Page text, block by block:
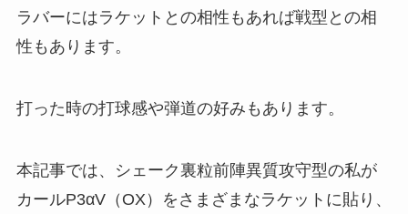
ラバーにはラケットとの相性もあれば戦型との相
性もあります。
打った時の打球感や弾道の好みもあります。
本記事では、シェーク裏粒前陣異質攻守型の私が
カールP3αV（OX）をさまざまなラケットに貼り、